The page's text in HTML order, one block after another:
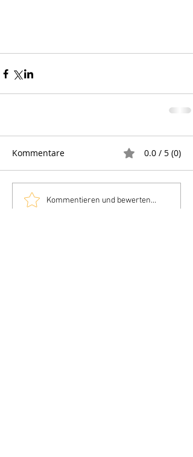
Kommentare 0.0 / 5 (0)
Kommentieren und bewerten...